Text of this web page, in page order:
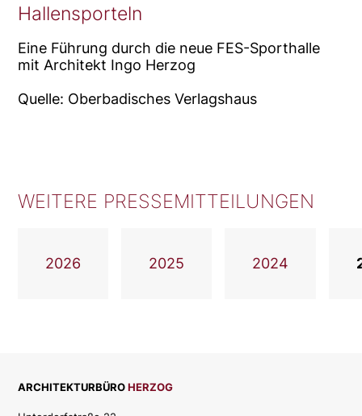
Hallensporteln
Eine Führung durch die neue FES-Sporthalle
mit Architekt Ingo Herzog
Quelle: Oberbadisches Verlagshaus
WEITERE PRESSEMITTEILUNGEN
2026 2025 2024
ARCHITEKTURBÜROHERZOG